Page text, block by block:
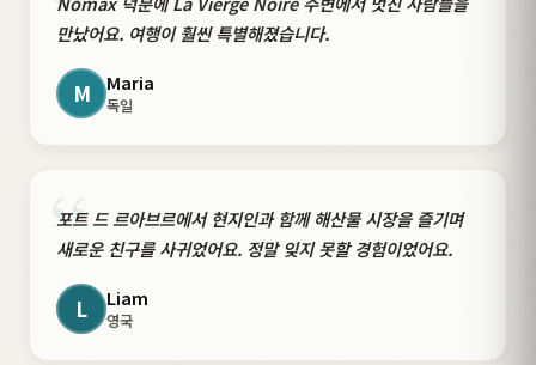
만났어요. 여행이 훨씬 특별해졌습니다.
M Maria
독일
“
포트 드 르아브르에서 현지인과 함께 해산물 시장을 즐기며
새로운 친구를 사귀었어요. 정말 잊지 못할 경험이었어요.
L Liam
영국